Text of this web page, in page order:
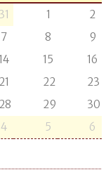
31 1
2
7 8
9
15
16
21 22
23
28 29
30
4 5 6